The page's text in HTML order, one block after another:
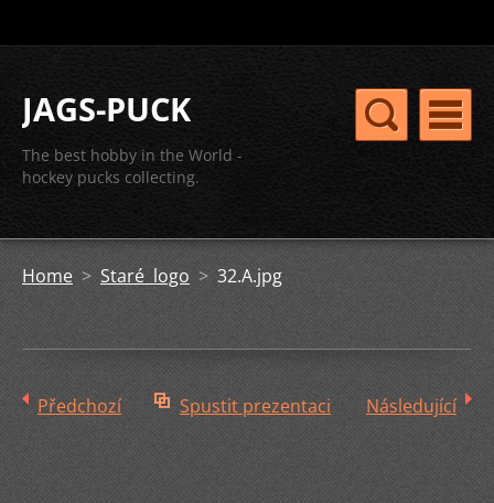
JAGS-PUCK
The best hobby in the World -
hockey pucks collecting.
Home > Staré logo > 32.A.jpg
Předchozí Spustit prezentaci Následující